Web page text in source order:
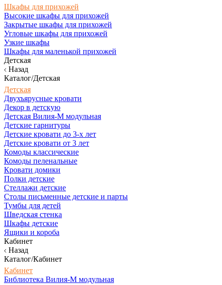
Шкафы для прихожей
Высокие шкафы для прихожей
Закрытые шкафы для прихожей
Угловые шкафы для прихожей
Узкие шкафы
Шкафы для маленькой прихожей
Детская
Назад
Каталог/Детская
Детская
Двухъярусные кровати
Декор в детскую
Детская Вилия-М модульная
Детские гарнитуры
Детские кровати до 3-х лет
Детские кровати от 3 лет
Комоды классические
Комоды пеленальные
Кровати домики
Полки детские
Стеллажи детские
Столы письменные детские и парты
Тумбы для детей
Шведская стенка
Шкафы детские
Ящики и короба
Кабинет
Назад
Каталог/Кабинет
Кабинет
Библиотека Вилия-М модульная